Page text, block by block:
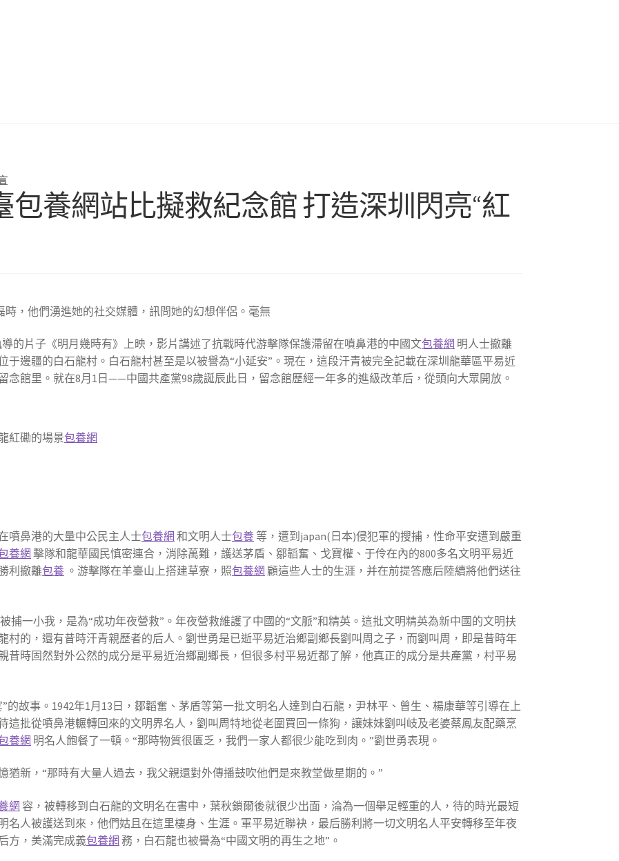
包養網站比擬救紀念館 打造深圳閃亮“紅
，他們湧進她的社交媒體，訊問她的幻想伴侶。毫無
的片子《明月幾時有》上映，影片講述了抗戰時代游擊隊保護滯留在噴鼻港的中國文包養網 明人士撤離
于邊疆的白石龍村。白石龍村甚至是以被譽為“小延安”。現在，這段汗青被完全記載在深圳龍華區平易近
念館里。就在8月1日——中國共產黨98歲誕辰此日，留念館歷經一年多的進級改革后，從頭向大眾開放。
紅磡的場景包養網
噴鼻港的大量中公民主人士包養網 和文明人士包養 等，遭到japan(日本)侵犯軍的搜捕，性命平安遭到嚴重
養網 擊隊和龍華國民慎密連合，消除萬難，護送茅盾、鄒韜奮、戈寶權、于伶在內的800多名文明平易近
利撤離包養 。游擊隊在羊臺山上搭建草寮，照包養網 顧這些人士的生涯，并在前提答應后陸續將他們送往
捕一小我，是為“成功年夜營救”。年夜營救維護了中國的“文脈”和精英。這批文明精英為新中國的文明扶
村的，還有昔時汗青親歷者的后人。劉世勇是已逝平易近治鄉副鄉長劉叫周之子，而劉叫周，即是昔時年
昔時固然對外公然的成分是平易近治鄉副鄉長，但很多村平易近都了解，他真正的成分是共產黨，村平易
的故事。1942年1月13日，鄒韜奮、茅盾等第一批文明名人達到白石龍，尹林平、曾生、楊康華等引導在上
這批從噴鼻港輾轉回來的文明界名人，劉叫周特地從老圍買回一條狗，讓妹妹劉叫岐及老婆蔡鳳友配藥烹
養網 明名人飽餐了一頓。“那時物質很匱乏，我們一家人都很少能吃到肉。”劉世勇表現。
猶新，“那時有大量人過去，我父親還對外傳播鼓吹他們是來教堂做星期的。”
網 容，被轉移到白石龍的文明名在書中，葉秋鎖爾後就很少出面，淪為一個舉足輕重的人，待的時光最短
名人被護送到來，他們姑且在這里棲身、生涯。軍平易近聯袂，最后勝利將一切文明名人平安轉移至年夜
方，美滿完成義包養網 務，白石龍也被譽為“中國文明的再生之地”。